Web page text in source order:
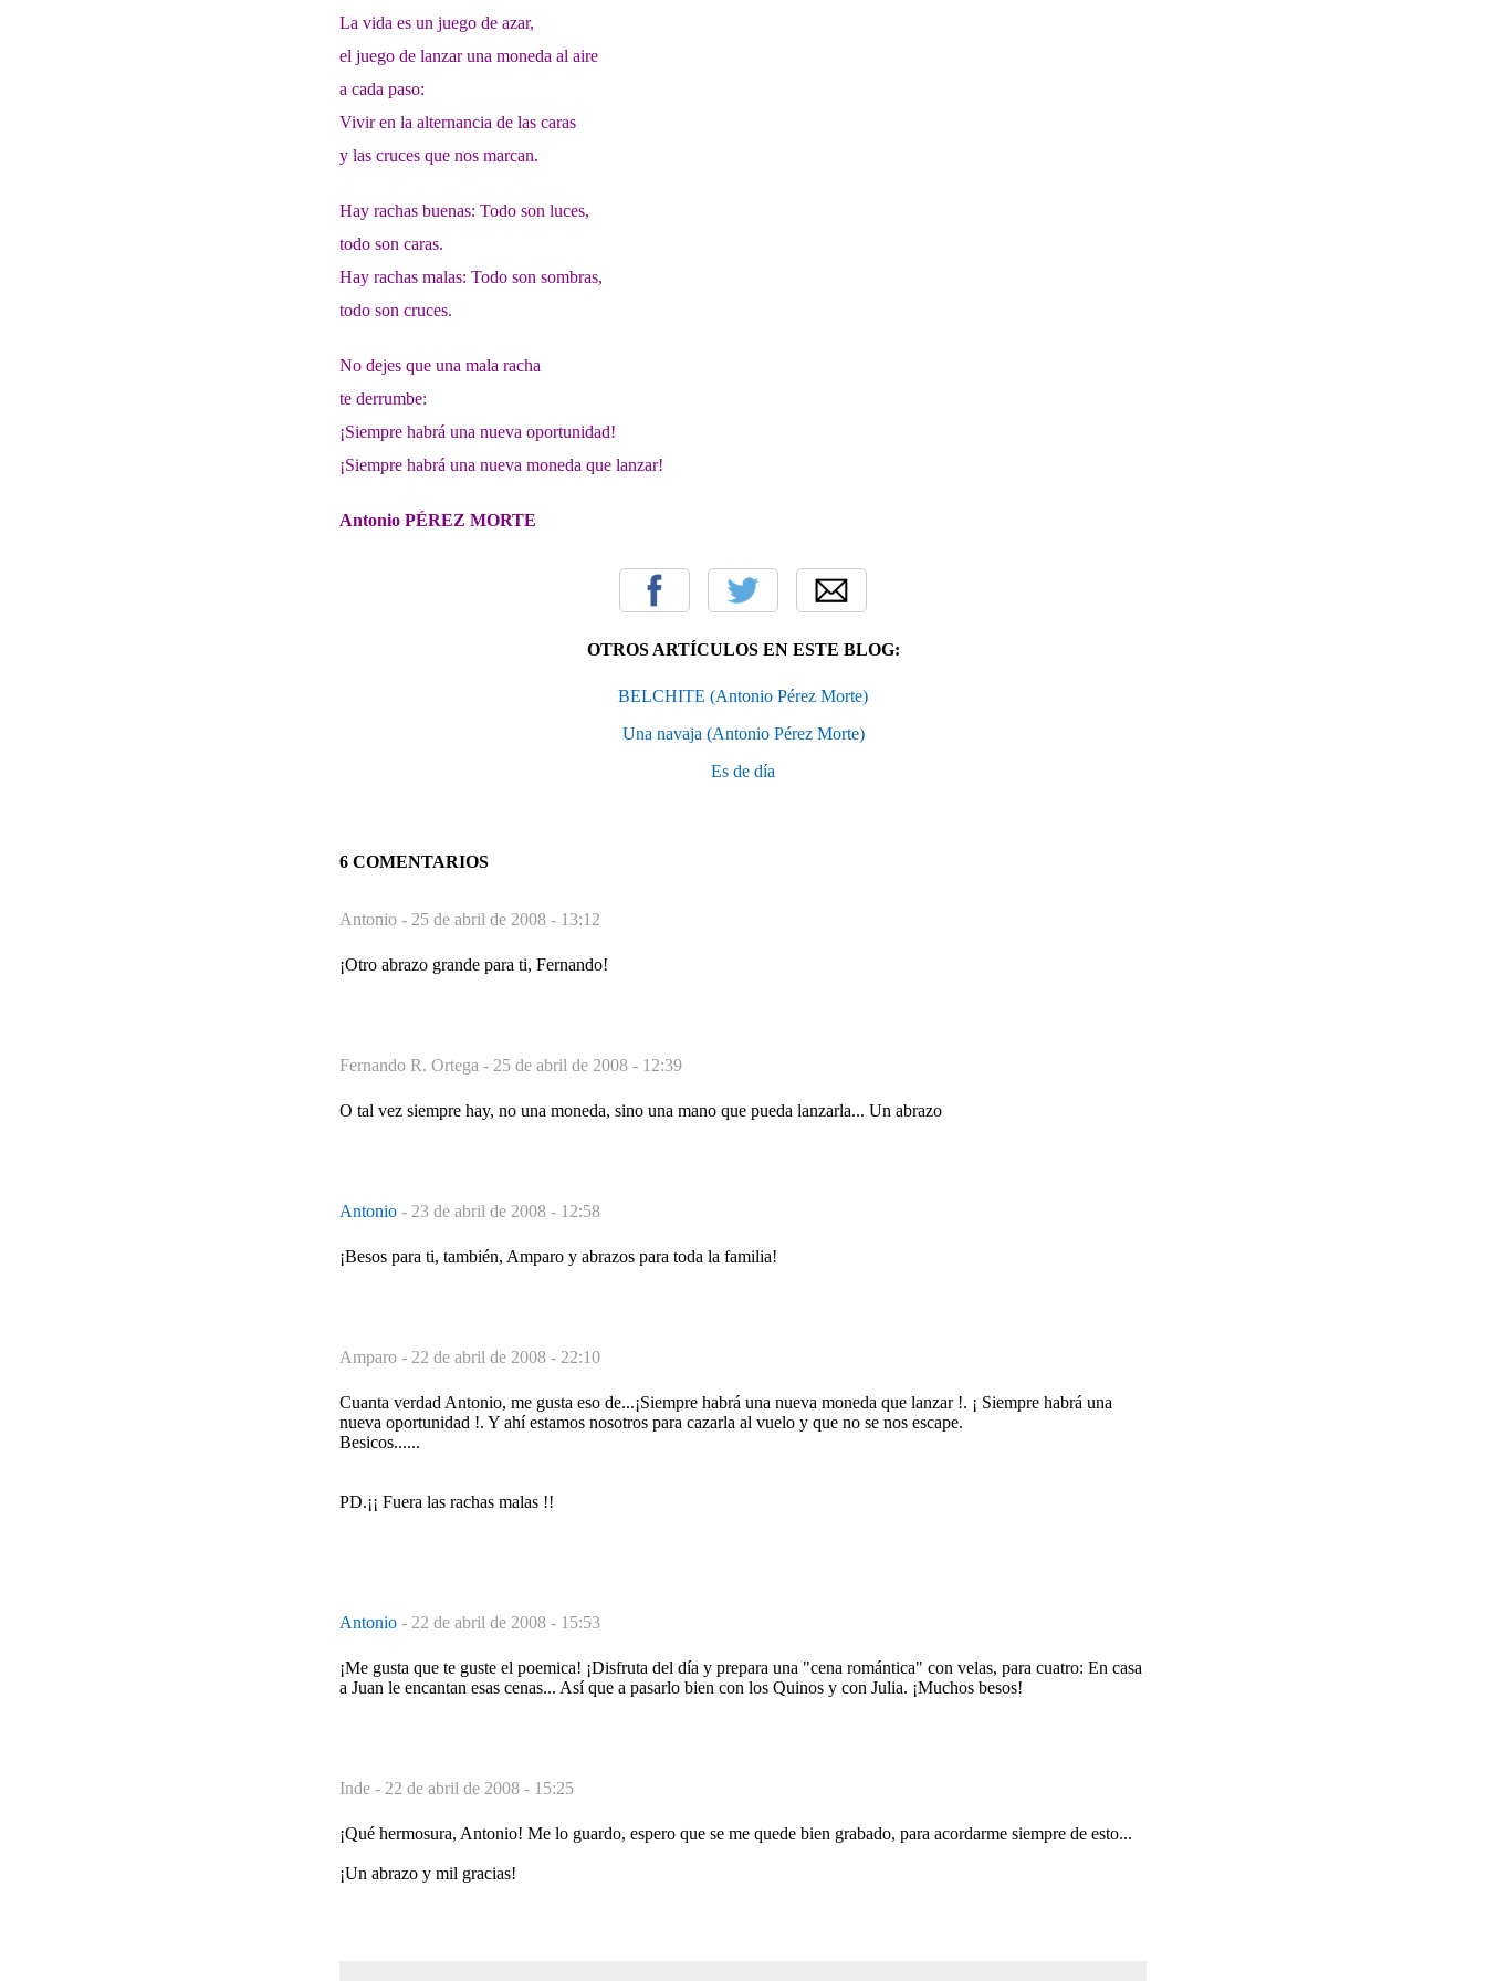
La vida es un juego de azar,
el juego de lanzar una moneda al aire
a cada paso:
Vivir en la alternancia de las caras
y las cruces que nos marcan.
Hay rachas buenas: Todo son luces,
todo son caras.
Hay rachas malas: Todo son sombras,
todo son cruces.
No dejes que una mala racha
te derrumbe:
¡Siempre habrá una nueva oportunidad!
¡Siempre habrá una nueva moneda que lanzar!
Antonio PÉREZ MORTE
OTROS ARTÍCULOS EN ESTE BLOG:
BELCHITE (Antonio Pérez Morte)
Una navaja (Antonio Pérez Morte)
Es de día
6 COMENTARIOS
Antonio - 25 de abril de 2008 - 13:12
¡Otro abrazo grande para ti, Fernando!
Fernando R. Ortega - 25 de abril de 2008 - 12:39
O tal vez siempre hay, no una moneda, sino una mano que pueda lanzarla... Un abrazo
Antonio - 23 de abril de 2008 - 12:58
¡Besos para ti, también, Amparo y abrazos para toda la familia!
Amparo - 22 de abril de 2008 - 22:10
Cuanta verdad Antonio, me gusta eso de...¡Siempre habrá una nueva moneda que lanzar !. ¡ Siempre habrá una
nueva oportunidad !. Y ahí estamos nosotros para cazarla al vuelo y que no se nos escape.
Besicos......
PD.¡¡ Fuera las rachas malas !!
Antonio - 22 de abril de 2008 - 15:53
¡Me gusta que te guste el poemica! ¡Disfruta del día y prepara una "cena romántica" con velas, para cuatro: En casa
a Juan le encantan esas cenas... Así que a pasarlo bien con los Quinos y con Julia. ¡Muchos besos!
Inde - 22 de abril de 2008 - 15:25
¡Qué hermosura, Antonio! Me lo guardo, espero que se me quede bien grabado, para acordarme siempre de esto...
¡Un abrazo y mil gracias!